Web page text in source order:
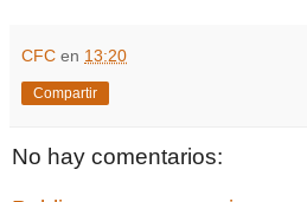
CFC en 13:20
Compartir
No hay comentarios: